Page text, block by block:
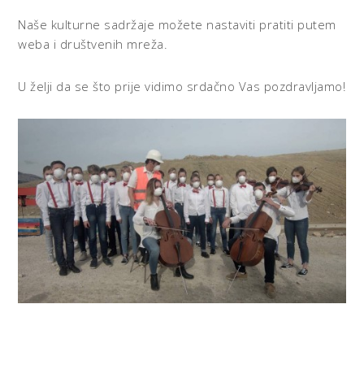
Naše kulturne sadržaje možete nastaviti pratiti putem
weba i društvenih mreža.
U želji da se što prije vidimo srdačno Vas pozdravljamo!